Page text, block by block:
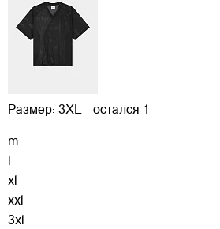
Размер: 3XL - остался 1
m
l
xl
xxl
3xl